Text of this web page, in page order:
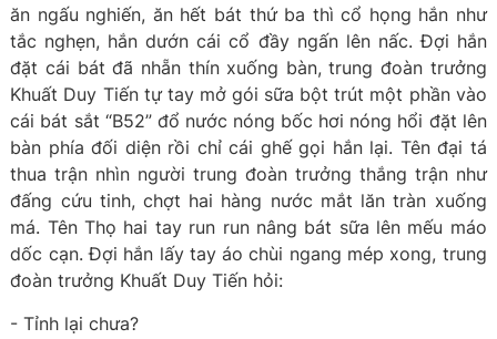
ăn ngấu nghiến, ăn hết bát thứ ba thì cổ họng hắn như
tắc nghẹn, hắn dướn cái cổ đầy ngấn lên nấc. Đợi hắn
đặt cái bát đã nhẵn thín xuống bàn, trung đoàn trưởng
Khuất Duy Tiến tự tay mở gói sữa bột trút một phần vào
cái bát sắt “B52” đổ nước nóng bốc hơi nóng hổi đặt lên
bàn phía đối diện rồi chỉ cái ghế gọi hắn lại. Tên đại tá
thua trận nhìn người trung đoàn trưởng thắng trận như
đấng cứu tinh, chợt hai hàng nước mắt lăn tràn xuống
má. Tên Thọ hai tay run run nâng bát sữa lên mếu máo
dốc cạn. Đợi hắn lấy tay áo chùi ngang mép xong, trung
đoàn trưởng Khuất Duy Tiến hỏi:
- Tỉnh lại chưa?